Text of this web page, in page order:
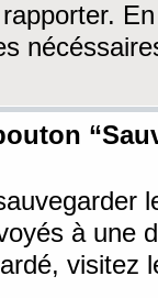
à une
visitez